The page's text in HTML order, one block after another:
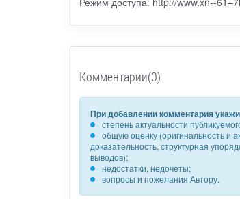
Комментарии(0)
При добавлении комментария
степень актуальности
общую оценку (оригинальность и
доказательность, структурная
выводов);
недостатки, недочеты;
вопросы и пожелания Автору.